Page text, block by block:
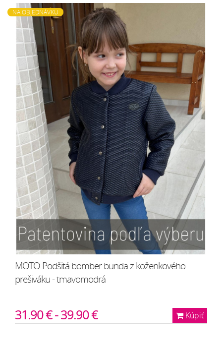
NA OBJEDNÁVKU
MOTO Podšitá bomber bunda z koženkového
prešiváku - tmavomodrá
Kúpiť
31.90 € - 39.90 €